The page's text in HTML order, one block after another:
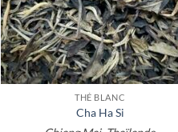
+
THÉ BLANC
Cha Ha Si